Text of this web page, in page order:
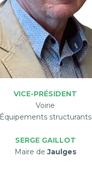
VICE-PRÉSIDENT
Voirie
Équipements structurants
SERGE GAILLOT
Maire deJaulges